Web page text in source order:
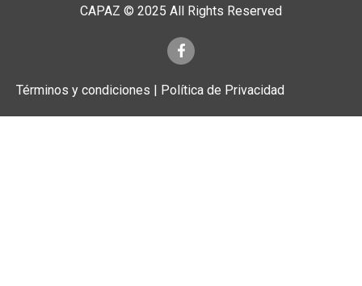
CAPAZ © 2025 All Rights Reserved
Términos y condiciones | Política de Privacidad